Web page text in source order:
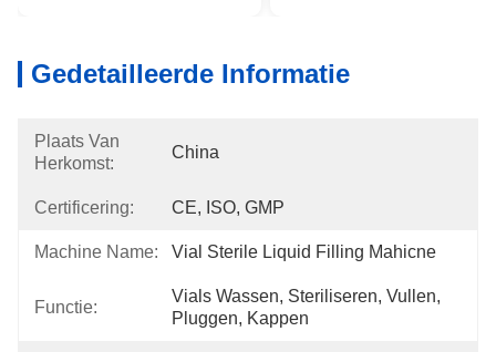
Gedetailleerde Informatie
Plaats Van
Herkomst:
China
Certificering: CE, ISO, GMP
Machine Name: Vial Sterile Liquid Filling Mahicne
Functie:
Vials Wassen, Steriliseren, Vullen,
Pluggen, Kappen